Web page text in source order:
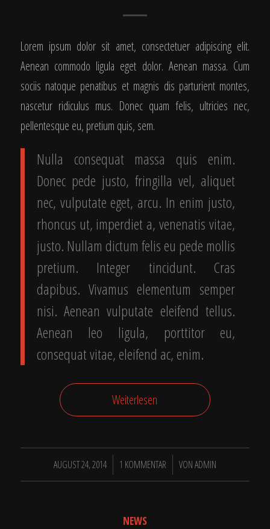
Lorem ipsum dolor sit amet, consectetuer adipiscing elit.
Aenean commodo ligula eget dolor. Aenean massa. Cum
sociis natoque penatibus et magnis dis parturient montes,
nascetur ridiculus mus. Donec quam felis, ultricies nec,
pellentesque eu, pretium quis, sem.
Nulla consequat massa quis enim.
Donec pede justo, fringilla vel, aliquet
nec, vulputate eget, arcu. In enim justo,
rhoncus ut, imperdiet a, venenatis vitae,
justo. Nullam dictum felis eu pede mollis
pretium. Integer tincidunt. Cras
dapibus. Vivamus elementum semper
nisi. Aenean vulputate eleifend tellus.
Aenean leo ligula, porttitor eu,
consequat vitae, eleifend ac, enim.
Weiterlesen
AUGUST 24, 2014
/ 1 KOMMENTAR
/ VONADMIN
NEWS